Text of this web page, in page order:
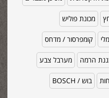
מכונת פוליש
קומפרסור / מדחס
הרמה מערבל צבע
בוש / BOSCH